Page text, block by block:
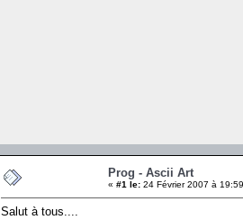
Prog - Ascii Art
« #1 le: 24 Février 2007 à
Salut à tous....